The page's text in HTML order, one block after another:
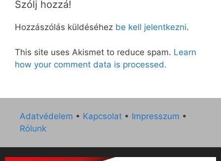
Szólj hozzá!
Hozzászólás küldéséhez be kell jelentkezni.
This site uses Akismet to reduce spam. Learn
how your comment data is processed.
Adatvédelem • Kapcsolat • Impresszum •
Rólunk